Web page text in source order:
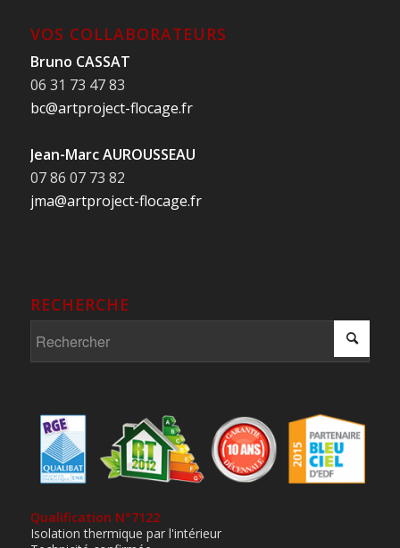
VOS COLLABORATEURS
Bruno CASSAT
06 31 73 47 83
bc@artproject-flocage.fr
Jean-Marc AUROUSSEAU
07 86 07 73 82
jma@artproject-flocage.fr
RECHERCHE
Qualification N°7122
Isolation thermique par l'intérieur